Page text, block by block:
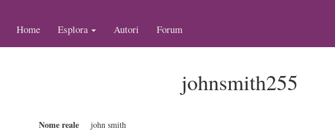
Home Esplora Autori Forum
johnsmith255
Nome reale john smith